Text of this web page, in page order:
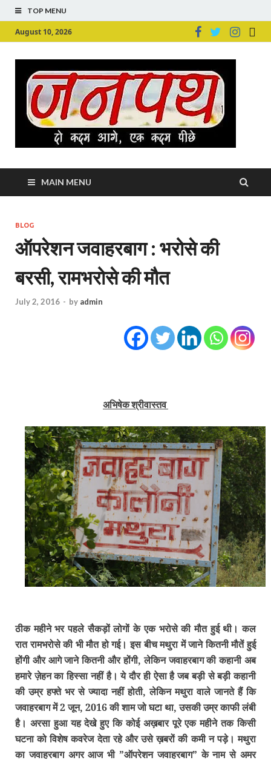
TOP MENU
August 10, 2026
MAIN MENU
BLOG
ऑपरेशन जवाहरबाग : भरोसे की
बरसी, रामभरोसे की मौत
July 2, 2016 - by admin
अभिषेक श्रीवास्‍तव
ठीक महीने भर पहले सैकड़ों लोगों के एक भरोसे की मौत हुई थी। कल
रात रामभरोसे की भी मौत हो गई। इस बीच मथुरा में जाने कितनी मौतें हुई
होंगी और आगे जाने कितनी और होंगी, लेकिन जवाहरबाग की कहानी अब
हमारे ज़ेहन का हिस्‍सा नहीं है। ये दौर ही ऐसा है जब बड़ी से बड़ी कहानी
की उम्र हफ्ते भर से ज्‍यादा नहीं होती, लेकिन मथुरा वाले जानते हैं कि
जवाहरबाग में 2 जून, 2016 की शाम जो घटा था, उसकी उम्र काफी लंबी
है। अरसा हुआ यह देखे हुए कि कोई अख़बार पूरे एक महीने तक किसी
घटना को विशेष कवरेज देता रहे और उसे ख़बरों की कमी न पड़े। मथुरा
का जवाहरबाग अगर आज भी ”ऑपरेशन जवाहरबाग” के नाम से अमर